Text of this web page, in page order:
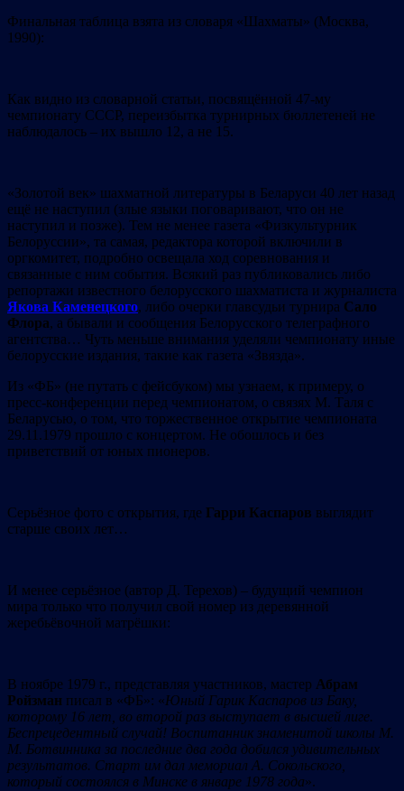
Финальная таблица взята из словаря «Шахматы» (Москва,
1990):
Как видно из словарной статьи, посвящённой 47-му
чемпионату СССР, переизбытка турнирных бюллетеней не
наблюдалось – их вышло 12, а не 15.
«Золотой век» шахматной литературы в Беларуси 40 лет назад
ещё не наступил (злые языки поговаривают, что он не
наступил и позже). Тем не менее газета «Физкультурник
Белоруссии», та самая, редактора которой включили в
оргкомитет, подробно освещала ход соревнования и
связанные с ним события. Всякий раз публиковались либо
репортажи известного белорусского шахматиста и журналиста
Якова Каменецкого, либо очерки главсудьи турнира Сало
Флора, а бывали и сообщения Белорусского телеграфного
агентства… Чуть меньше внимания уделяли чемпионату иные
белорусские издания, такие как газета «Звязда».
Из «ФБ» (не путать с фейсбуком) мы узнаем, к примеру, о
пресс-конференции перед чемпионатом, о связях М. Таля с
Беларусью, о том, что торжественное открытие чемпионата
29.11.1979 прошло с концертом. Не обошлось и без
приветствий от юных пионеров.
Серьёзное фото с открытия, где Гарри Каспаров выглядит
старше своих лет…
И менее серьёзное (автор Д. Терехов) – будущий чемпион
мира только что получил свой номер из деревянной
жеребьёвочной матрёшки:
В ноябре 1979 г., представляя участников, мастер Абрам
Ройзман писал в «ФБ»: «Юный Гарик Каспаров из Баку,
которому 16 лет, во второй раз выступает в высшей лиге.
Беспрецедентный случай! Воспитанник знаменитой школы М.
М. Ботвинника за последние два года добился удивительных
результатов. Старт им дал мемориал А. Сокольского,
который состоялся в Минске в январе 1978 года».